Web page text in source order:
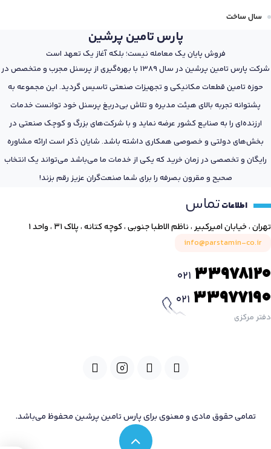
سال ساخت
پارس تامین پرشین
فروش پایان یک معامله نیست؛ بلکه آغاز یک تعهد است
شرکت پارس تامین پرشین در سال 1389 با بهره‌گیری از پرسنل مجرب و متخصص در
حوزه تامین قطعات مکانیکی و تجهیزات صنعتی تاسیس گردید. این مجموعه به
پشتوانه تجربه بالای هیئت مدیره و تلاش بی‌دریغ پرسنل خود توانست خدمات
ارزنده‌ای را به صنایع کشور عرضه نماید و با شرکت‌های بزرگ و کوچک صنعتی در
بخش‌های دولتی و خصوصی همکاری داشته باشد. شایان ذکر است ارائه مشاوره
رایگان و تخصصی در زمان خرید که یکی از خدمات ما می‌باشد می‌تواند یک انتخاب
صحیح و مقرون بصرفه را برای شما صنعت‌گران عزیز رقم بزند!
اطلاعاتتماس
تهران ، خیابان امیرکبیر ، ناظم الاطبا جنوبی ، کوچه کتانه ، پلاک ۳۱ ، واحد ۱
info@parstamin-co.ir
021 33978120
021 33977190
دفتر مرکزی
تمامی حقوق مادی و معنوی برای پارس تامین پرشین محفوظ می‌باشد.